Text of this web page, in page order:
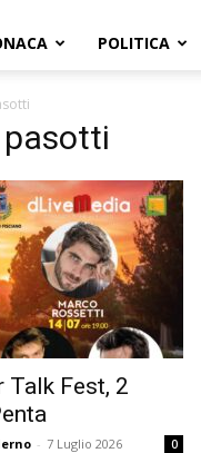
POLITICA
pasotti
Talk Fest, 2
- 7 Luglio 2026 0